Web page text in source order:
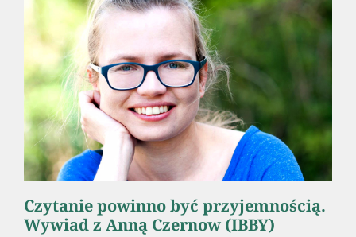
Czytanie powinno być przyjemnością.
Wywiad z Anną Czernow (IBBY)